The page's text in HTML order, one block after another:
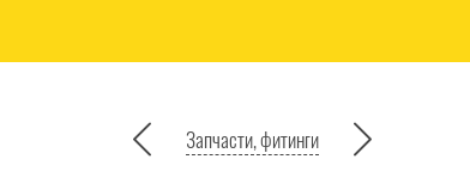
Запчасти, фитинги